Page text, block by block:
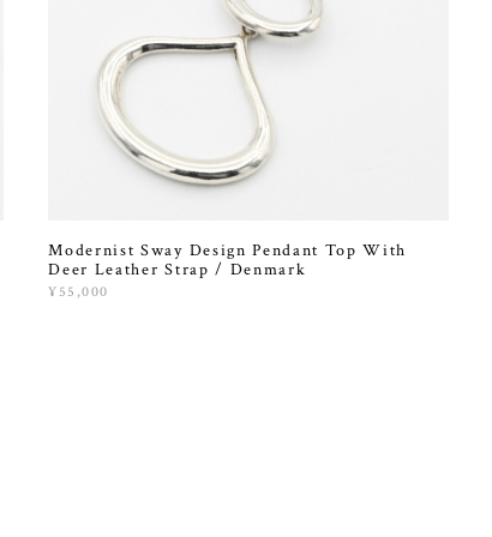
Modernist Sway Design Pendant Top With
Deer Leather Strap / Denmark
¥55,000